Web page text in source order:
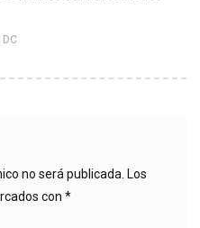
no será publicada. Los
con *